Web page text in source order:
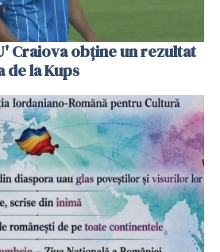
Craiova obține un rezultat
de la Kups